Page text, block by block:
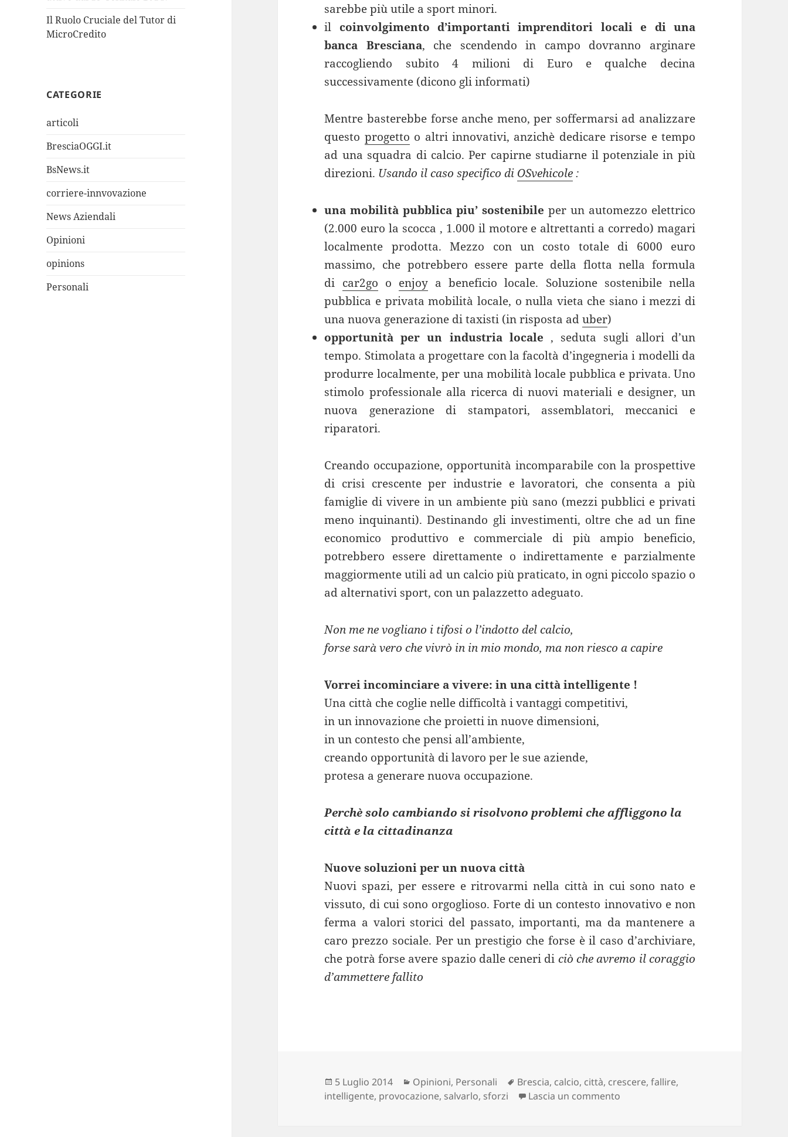
Il Ruolo Cruciale del Tutor di
MicroCredito
CATEGORIE
articoli
BresciaOGGI.it
BsNews.it
corriere-innvovazione
News Aziendali
Opinioni
opinions
Personali
sarebbe più utile a sport minori.
il coinvolgimento d’importanti imprenditori locali e di una
banca Bresciana, che scendendo in campo dovranno arginare
raccogliendo subito 4 milioni di Euro e qualche decina
successivamente (dicono gli informati)
Mentre basterebbe forse anche meno, per soffermarsi ad analizzare
questo progetto o altri innovativi, anzichè dedicare risorse e tempo
ad una squadra di calcio. Per capirne studiarne il potenziale in più
direzioni. Usando il caso specifico di OSvehicole:
una mobilità pubblica piu’ sostenibile per un automezzo elettrico
(2.000 euro la scocca , 1.000 il motore e altrettanti a corredo) magari
localmente prodotta. Mezzo con un costo totale di 6000 euro
massimo, che potrebbero essere parte della flotta nella formula
di car2go o enjoya beneficio locale. Soluzione sostenibile nella
pubblica e privata mobilità locale, o nulla vieta che siano i mezzi di
una nuova generazione di taxisti (in risposta aduber)
opportunità per un industria locale , seduta sugli allori d’un
tempo. Stimolata a progettare con la facoltà d’ingegneria i modelli da
produrre localmente, per una mobilità locale pubblica e privata. Uno
stimolo professionale alla ricerca di nuovi materiali e designer, un
nuova generazione di stampatori, assemblatori, meccanici e
riparatori.
Creando occupazione, opportunità incomparabile con la prospettive
di crisi crescente per industrie e lavoratori, che consenta a più
famiglie di vivere in un ambiente più sano (mezzi pubblici e privati
meno inquinanti). Destinando gli investimenti, oltre che ad un fine
economico produttivo e commerciale di più ampio beneficio,
potrebbero essere direttamente o indirettamente e parzialmente
maggiormente utili ad un calcio più praticato, in ogni piccolo spazio o
ad alternativi sport, con un palazzetto adeguato.
Non me ne vogliano i tifosi o l’indotto del calcio,
forse sarà vero che vivrò in in mio mondo, ma non riesco a capire
Vorrei incominciare a vivere: in una città intelligente !
Una città che coglie nelle difficoltà i vantaggi competitivi,
in un innovazione che proietti in nuove dimensioni,
in un contesto che pensi all’ambiente,
creando opportunità di lavoro per le sue aziende,
protesa a generare nuova occupazione.
Perchè solo cambiando si risolvono problemi che affliggono la
città e la cittadinanza
Nuove soluzioni per un nuova città
Nuovi spazi, per essere e ritrovarmi nella città in cui sono nato e
vissuto, di cui sono orgoglioso. Forte di un contesto innovativo e non
ferma a valori storici del passato, importanti, ma da mantenere a
caro prezzo sociale. Per un prestigio che forse è il caso d’archiviare,
che potrà forse avere spazio dalle ceneri di ciò che avremo il coraggio
d’ammettere fallito
Scritto
il
5 Luglio 2014 Categorie
Opinioni, Personali Tag
Brescia, calcio, città, crescere,fallire,
intelligente, provocazione, salvarlo, sforzi Lascia un commento